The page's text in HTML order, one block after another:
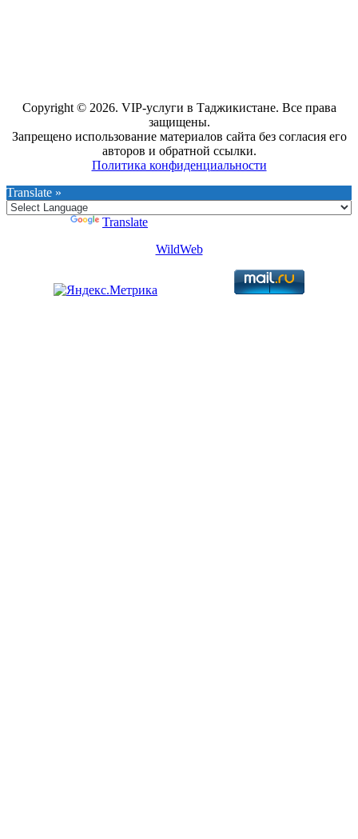
Copyright © 2026. VIP-услуги в Таджикистане. Все права
защищены.
Запрещено использование материалов сайта без согласия его
авторов и обратной ссылки.
Политика конфиденциальности
Translate »
Translate
WildWeb